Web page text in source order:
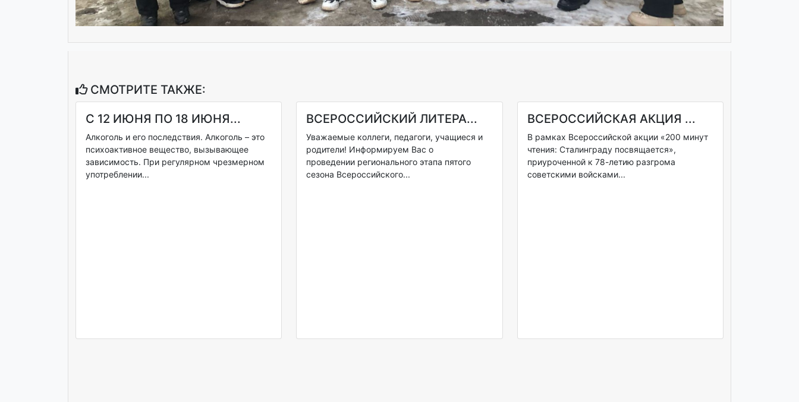
СМОТРИТЕ ТАКЖЕ:
С 12 ИЮНЯ ПО 18 ИЮНЯ...
Алкоголь и его последствия. Алкоголь – это
психоактивное вещество, вызывающее
зависимость. При регулярном чрезмерном
употреблении...
ВСЕРОССИЙСКИЙ ЛИТЕРА...
Уважаемые коллеги, педагоги, учащиеся и
родители! Информируем Вас о
проведении регионального этапа пятого
сезона Всероссийского...
ВСЕРОССИЙСКАЯ АКЦИЯ ...
В рамках Всероссийской акции «200 минут
чтения: Сталинграду посвящается»,
приуроченной к 78-летию разгрома
советскими войсками...